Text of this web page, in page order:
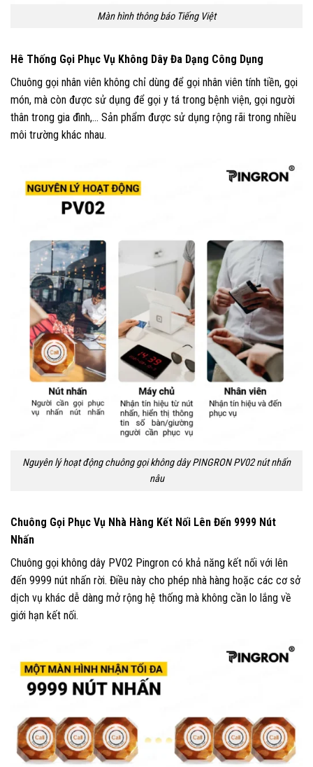
Màn hình thông báo Tiếng Việt
Hê Thống Gọi Phục Vụ Không Dây Đa Dạng Công Dụng
Chuông gọi nhân viên không chỉ dùng để gọi nhân viên tính tiền, gọi
món, mà còn được sử dụng để gọi y tá trong bệnh viện, gọi người
thân trong gia đình,… Sản phẩm được sử dụng rộng rãi trong nhiều
môi trường khác nhau.
Nguyên lý hoạt động chuông gọi không dây PINGRON PV02 nút nhấn
nâu
Chuông Gọi Phục Vụ Nhà Hàng Kết Nối Lên Đến 9999 Nút
Nhấn
Chuông gọi không dây PV02 Pingron có khả năng kết nối với lên
đến 9999 nút nhấn rời. Điều này cho phép nhà hàng hoặc các cơ sở
dịch vụ khác dễ dàng mở rộng hệ thống mà không cần lo lắng về
giới hạn kết nối.